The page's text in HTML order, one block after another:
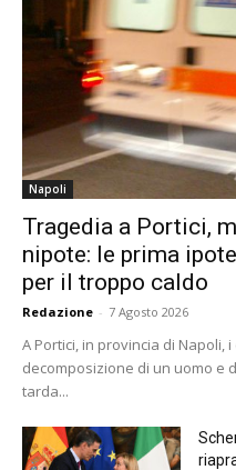
Napoli
Tragedia a Portici,
nipote: le prima
per il troppo caldo
Redazione - 7 Agosto 2026
A Portici, in provincia di Napoli,
decomposizione di un uomo e
tarda...